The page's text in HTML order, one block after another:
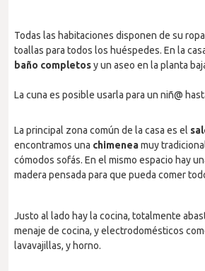
Todas las habitaciones disponen de su
toallas para todos los huéspedes. En la
baño completosy un aseo en la planta
La cuna es posible usarla para un niñ@
La principal zona común de la casa es el
encontramos una chimeneamuy
cómodos sofás. En el mismo espacio hay
madera pensada para que pueda comer
Justo al lado hay la cocina, totalmente
menaje de cocina, y electrodomésticos
lavavajillas, y horno.